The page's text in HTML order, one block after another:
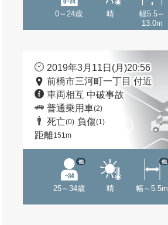
0～24歳 晴
幅5.5～
13.0m
2019年3月11日(月)20:56
前橋市三河町一丁目 付近
車両相互 中破事故
普通乗用車(2)
死亡(0) 負傷(1)
距離151m
25～34歳
他
晴 幅～5.5m
他